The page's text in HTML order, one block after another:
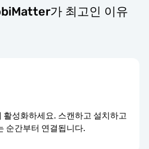
가 최고인 이유
활성화하세요. 스캔하고 설치하고
순간부터 연결됩니다.